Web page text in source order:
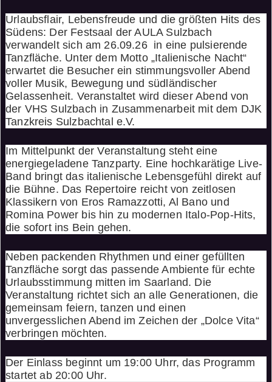
Urlaubsflair, Lebensfreude und die größten Hits des
Südens: Der Festsaal der AULA Sulzbach
verwandelt sich am 26.09.26 in eine pulsierende
Tanzfläche. Unter dem Motto „Italienische Nacht“
erwartet die Besucher ein stimmungsvoller Abend
voller Musik, Bewegung und südländischer
Gelassenheit. Veranstaltet wird dieser Abend von
der VHS Sulzbach in Zusammenarbeit mit dem DJK
Tanzkreis Sulzbachtal e.V.
Im Mittelpunkt der Veranstaltung steht eine
energiegeladene Tanzparty. Eine hochkarätige Live-
Band bringt das italienische Lebensgefühl direkt auf
die Bühne. Das Repertoire reicht von zeitlosen
Klassikern von Eros Ramazzotti, Al Bano und
Romina Power bis hin zu modernen Italo-Pop-Hits,
die sofort ins Bein gehen.
Neben packenden Rhythmen und einer gefüllten
Tanzfläche sorgt das passende Ambiente für echte
Urlaubsstimmung mitten im Saarland. Die
Veranstaltung richtet sich an alle Generationen, die
gemeinsam feiern, tanzen und einen
unvergesslichen Abend im Zeichen der „Dolce Vita“
verbringen möchten.
Der Einlass beginnt um 19:00 Uhrr, das Programm
startet ab 20:00 Uhr.